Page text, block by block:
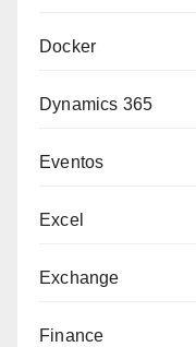
Docker
Dynamics 365
Eventos
Excel
Exchange
Finance